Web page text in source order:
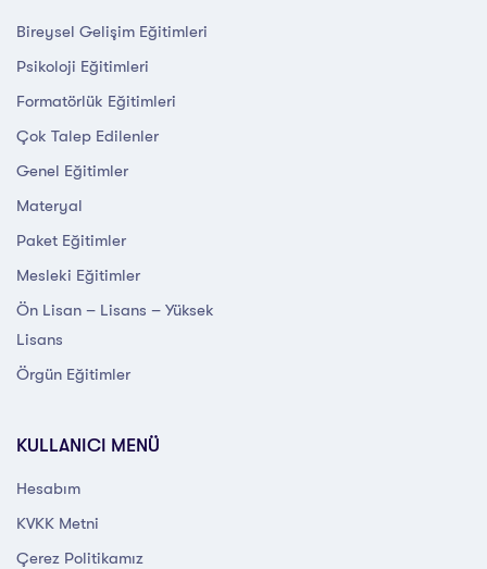
Bireysel Gelişim Eğitimleri
Psikoloji Eğitimleri
Formatörlük Eğitimleri
Çok Talep Edilenler
Genel Eğitimler
Materyal
Paket Eğitimler
Mesleki Eğitimler
Ön Lisan – Lisans – Yüksek
Lisans
Örgün Eğitimler
KULLANICI MENÜ
Hesabım
KVKK Metni
Çerez Politikamız